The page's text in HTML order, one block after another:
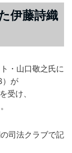
伊藤詩織
・山口敬之氏に
）が
受け、
司法クラブで記